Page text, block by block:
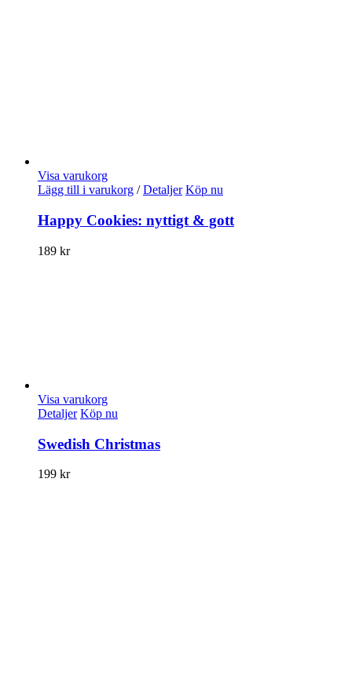
Visa varukorg
Lägg till i varukorg / Detaljer Köp nu
Happy Cookies: nyttigt & gott
189 kr
Visa varukorg
Detaljer Köp nu
Swedish Christmas
199 kr